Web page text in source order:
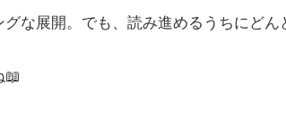
な展開。でも、読み進めるうちにどん
📖